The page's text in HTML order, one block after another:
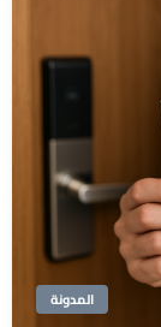
المدونة